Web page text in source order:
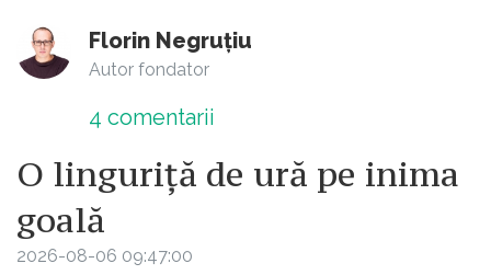
Florin Negruțiu
Autor fondator
4 comentarii
O linguriță de ură pe inima
goală
2026-08-06 09:47:00